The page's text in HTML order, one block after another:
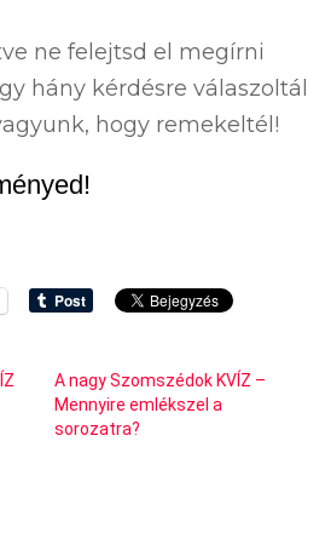
ne felejtsd el megírni
hány kérdésre válaszoltál
hogy remekeltél!
A nagy Szomszédok KVÍZ –
Mennyire emlékszel a
sorozatra?